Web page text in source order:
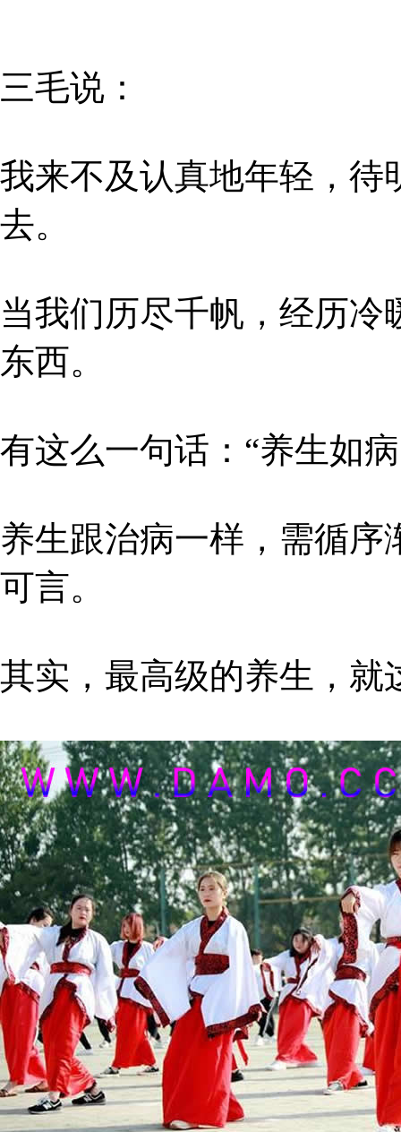
三毛说：
我来不及认真地年轻，待
去。
当我们历尽千帆，经历
东西。
有这么一句话：“养生如
养生跟治病一样，需循
可言。
其实，最高级的养生，就